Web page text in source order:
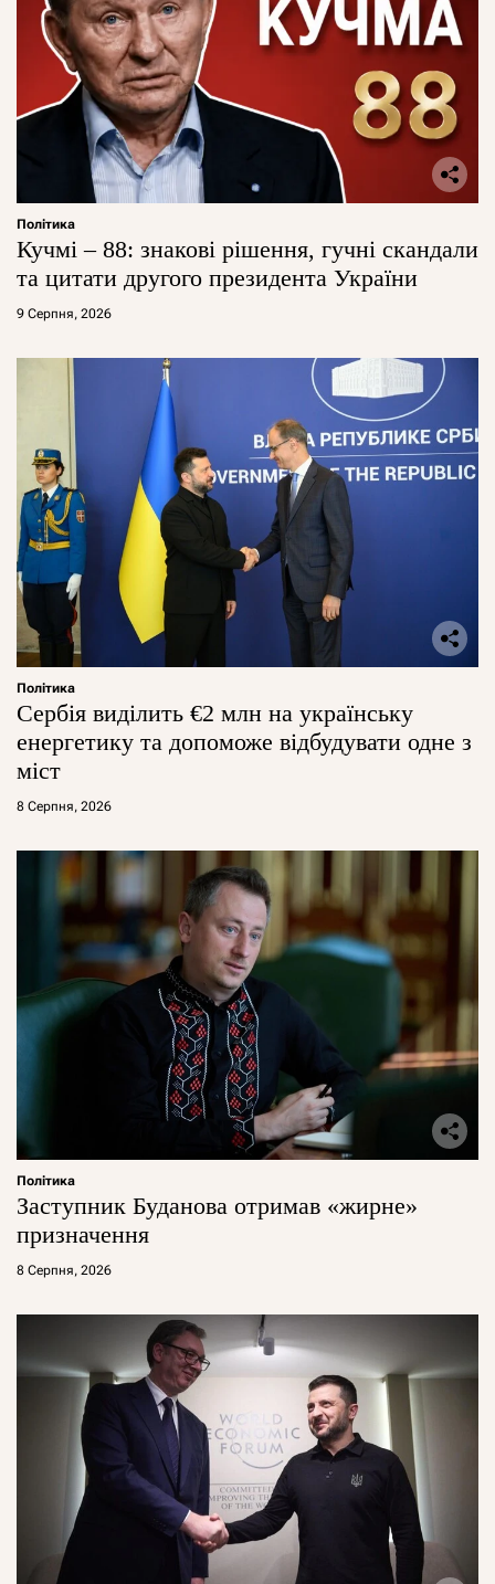
Політика
Кучмі – 88: знакові рішення, гучні скандали
та цитати другого президента України
9 Серпня, 2026
Політика
Сербія виділить €2 млн на українську
енергетику та допоможе відбудувати одне з
міст
8 Серпня, 2026
Політика
Заступник Буданова отримав «жирне»
призначення
8 Серпня, 2026